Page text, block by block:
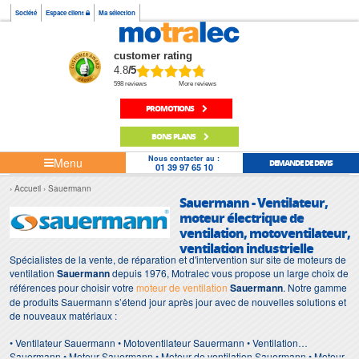
Société Espace client Ma sélection
customer rating
4.8/5
598 reviews More reviews
PROMOTIONS
BONS PLANS
Menu Nous contacter au :
01 39 97 65 10 DEMANDE DE DEVIS
Accueil Sauermann
Sauermann - Ventilateur,
moteur électrique de
ventilation, motoventilateur,
ventilation industrielle
Spécialistes de la vente, de réparation et d'intervention sur site de moteurs de
ventilation Sauermanndepuis 1976, Motralec vous propose un large choix de
références pour choisir votremoteur de ventilation Sauermann. Notre gamme
de produits Sauermann s’étend jour après jour avec de nouvelles solutions et
de nouveaux matériaux :
• Ventilateur Sauermann • Motoventilateur Sauermann • Ventilation
Sauermann • Moteur Sauermann • Moteur de ventilation Sauermann • Moteur